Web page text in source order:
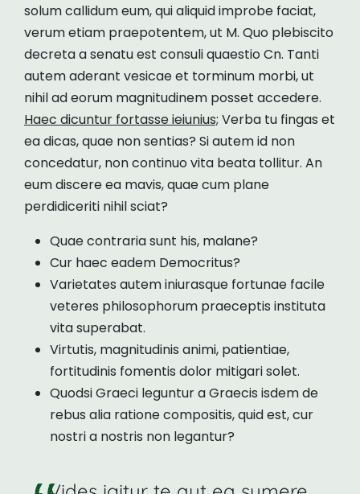
solum callidum eum, qui aliquid improbe faciat,
verum etiam praepotentem, ut M. Quo plebiscito
decreta a senatu est consuli quaestio Cn. Tanti
autem aderant vesicae et torminum morbi, ut
nihil ad eorum magnitudinem posset accedere.
Haec dicuntur fortasse ieiunius; Verba tu fingas et
ea dicas, quae non sentias? Si autem id non
concedatur, non continuo vita beata tollitur. An
eum discere ea mavis, quae cum plane
perdidiceriti nihil sciat?
Quae contraria sunt his, malane?
Cur haec eadem Democritus?
Varietates autem iniurasque fortunae facile
veteres philosophorum praeceptis instituta
vita superabat.
Virtutis, magnitudinis animi, patientiae,
fortitudinis fomentis dolor mitigari solet.
Quodsi Graeci leguntur a Graecis isdem de
rebus alia ratione compositis, quid est, cur
nostri a nostris non legantur?